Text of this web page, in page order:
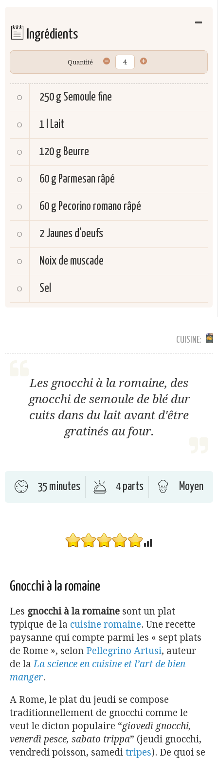
Ingrédients
Quantité
250 g Semoule fine
1 l Lait
120 g Beurre
60 g Parmesan râpé
60 g Pecorino romano râpé
2 Jaunes d'oeufs
Noix de muscade
Sel
CUISINE:
Les gnocchi à la romaine, des
gnocchi de semoule de blé dur
cuits dans du lait avant d'être
gratinés au four.
35 minutes 4 parts Moyen
Gnocchi à la romaine
Les gnocchi à la romaine sont un plat
typique de la cuisine romaine. Une recette
paysanne qui compte parmi les « sept plats
de Rome », selon Pellegrino Artusi, auteur
de laLa science en cuisine et l’art de bien
manger.
A Rome, le plat du jeudi se compose
traditionnellement de gnocchi comme le
veut le dicton populaire “giovedì gnocchi,
venerdì pesce, sabato trippa” (jeudi gnocchi,
vendredi poisson, samedi tripes). De quoi se